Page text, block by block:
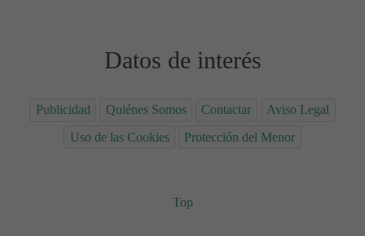
Datos de interés
Publicidad Quiénes Somos Contactar
Aviso Legal
Uso de las Cookies
Protección del Menor
Top